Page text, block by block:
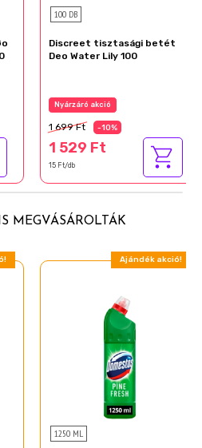
100 DB
Discreet tisztasági betét
Deo Water Lily 100
Nyárzáró akció
1 699 Ft -10%
1 529 Ft
15 Ft/db
MEGVÁSÁROLTÁK
Ajándék akció!
1250 ML